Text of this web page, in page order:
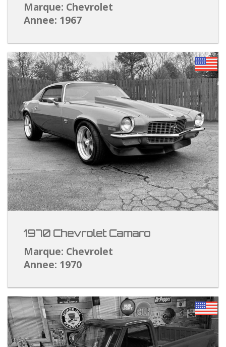
Marque: Chevrolet
Annee: 1967
1970 Chevrolet Camaro
Marque: Chevrolet
Annee: 1970